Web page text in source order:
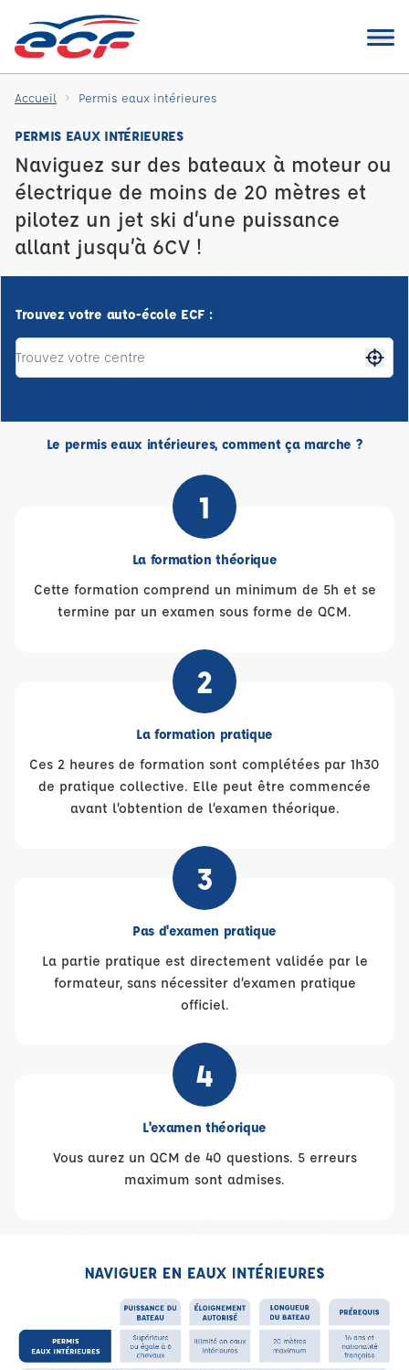
Accueil Permis eaux intérieures
PERMIS EAUX INTÉRIEURES
Naviguez sur des bateaux à moteur ou
électrique de moins de 20 mètres et
pilotez un jet ski d’une puissance
allant jusqu’à 6CV !
Trouvez votre auto-école ECF :
Me
Le permis eaux intérieures, comment ça marche ?
1
La formation théorique
Cette formation comprend un minimum de 5h et se
termine par un examen sous forme de QCM.
2
La formation pratique
Ces 2 heures de formation sont complétées par 1h30
de pratique collective. Elle peut être commencée
avant l’obtention de l’examen théorique.
3
Pas d'examen pratique
La partie pratique est directement validée par le
formateur, sans nécessiter d’examen pratique
officiel.
4
L'examen théorique
Vous aurez un QCM de 40 questions. 5 erreurs
maximum sont admises.